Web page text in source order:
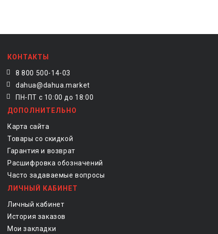
КОНТАКТЫ
8 800 500-14-03
dahua@dahua.market
ПН-ПТ с 10:00 до 18:00
ДОПОЛНИТЕЛЬНО
Карта сайта
Товары со скидкой
Гарантия и возврат
Расшифровка обозначений
Часто задаваемые вопросы
ЛИЧНЫЙ КАБИНЕТ
Личный кабинет
История заказов
Мои закладки